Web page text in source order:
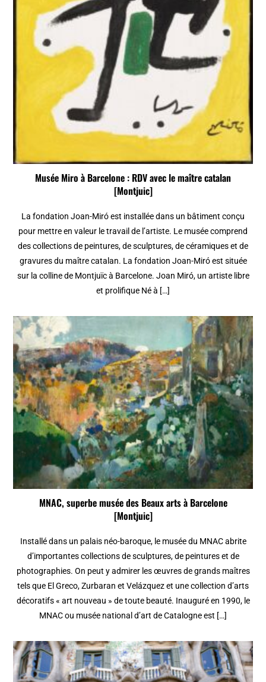
Musée Miro à Barcelone : RDV avec le maître catalan
[Montjuic]
La fondation Joan-Miró est installée dans un bâtiment conçu
pour mettre en valeur le travail de l’artiste. Le musée comprend
des collections de peintures, de sculptures, de céramiques et de
gravures du maître catalan. La fondation Joan-Miró est située
sur la colline de Montjuïc à Barcelone. Joan Miró, un artiste libre
et prolifique Né à […]
MNAC, superbe musée des Beaux arts à Barcelone
[Montjuic]
Installé dans un palais néo-baroque, le musée du MNAC abrite
d’importantes collections de sculptures, de peintures et de
photographies. On peut y admirer les œuvres de grands maîtres
tels que El Greco, Zurbaran et Velázquez et une collection d’arts
décoratifs « art nouveau » de toute beauté. Inauguré en 1990, le
MNAC ou musée national d’art de Catalogne est […]